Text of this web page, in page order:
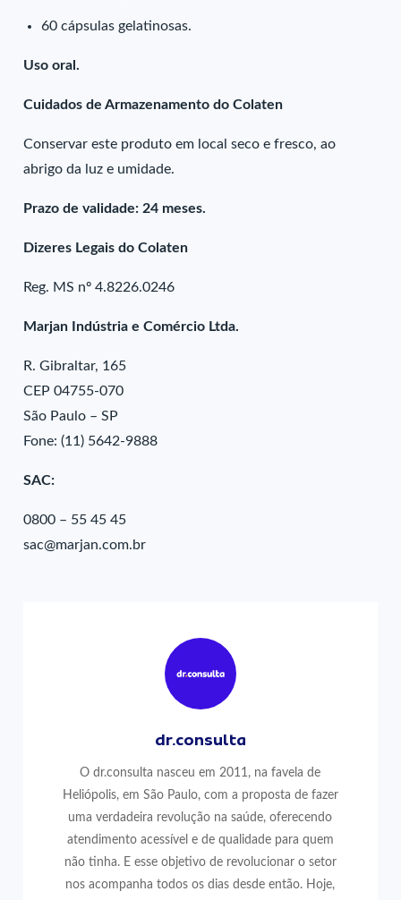
60 cápsulas gelatinosas.
Uso oral.
Cuidados de Armazenamento do Colaten
Conservar este produto em local seco e fresco, ao
abrigo da luz e umidade.
Prazo de validade: 24 meses.
Dizeres Legais do Colaten
Reg. MS nº 4.8226.0246
Marjan Indústria e Comércio Ltda.
R. Gibraltar, 165
CEP 04755-070
São Paulo – SP
Fone: (11) 5642-9888
SAC:
0800 – 55 45 45
sac@marjan.com.br
dr.consulta
O dr.consulta nasceu em 2011, na favela de
Heliópolis, em São Paulo, com a proposta de fazer
uma verdadeira revolução na saúde, oferecendo
atendimento acessível e de qualidade para quem
não tinha. E esse objetivo de revolucionar o setor
nos acompanha todos os dias desde então. Hoje,